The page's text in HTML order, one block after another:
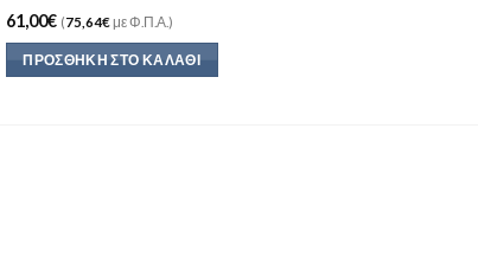
61,00€ (75,64€με Φ.Π.Α.)
ΠΡΟΣΘΉΚΗ ΣΤΟ ΚΑΛΆΘΙ